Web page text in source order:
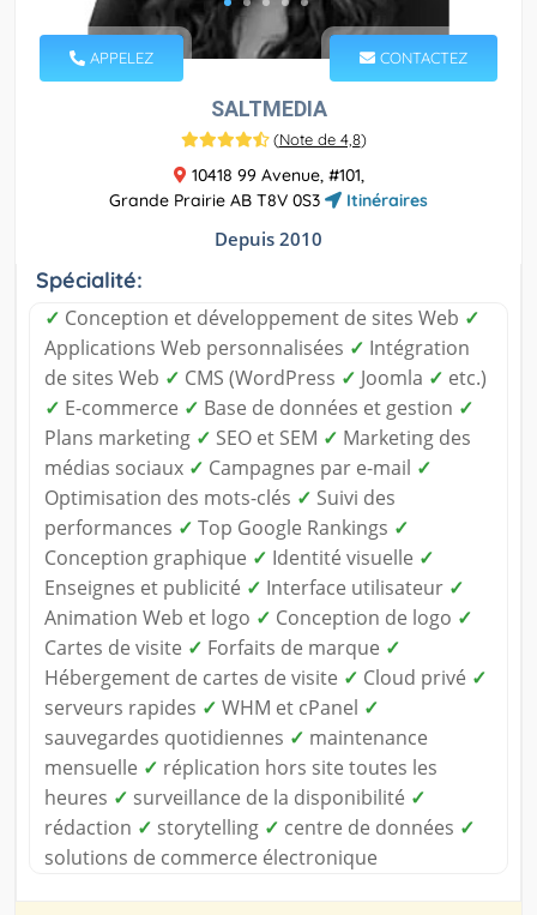
APPELEZ CONTACTEZ
SALTMEDIA
(Note de 4,8)
10418 99 Avenue, #101,
Grande Prairie AB T8V 0S3
Itinéraires
Depuis 2010
Spécialité:
✓ Conception et développement de sites Web ✓
Applications Web personnalisées ✓ Intégration
de sites Web ✓ CMS (WordPress ✓ Joomla ✓ etc.)
✓ E-commerce ✓ Base de données et gestion ✓
Plans marketing ✓ SEO et SEM ✓ Marketing des
médias sociaux ✓ Campagnes par e-mail ✓
Optimisation des mots-clés ✓ Suivi des
performances ✓ Top Google Rankings ✓
Conception graphique ✓ Identité visuelle ✓
Enseignes et publicité ✓ Interface utilisateur ✓
Animation Web et logo ✓ Conception de logo ✓
Cartes de visite ✓ Forfaits de marque ✓
Hébergement de cartes de visite ✓ Cloud privé ✓
serveurs rapides ✓ WHM et cPanel ✓
sauvegardes quotidiennes ✓ maintenance
mensuelle ✓ réplication hors site toutes les
heures ✓ surveillance de la disponibilité ✓
rédaction ✓ storytelling ✓ centre de données ✓
solutions de commerce électronique